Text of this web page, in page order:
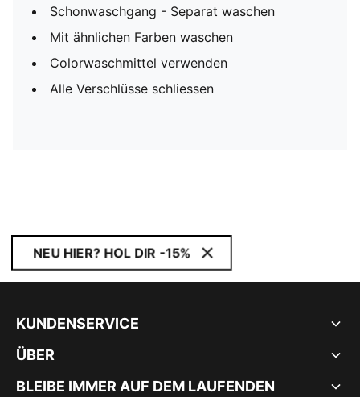
Schonwaschgang - Separat waschen
Mit ähnlichen Farben waschen
Colorwaschmittel verwenden
Alle Verschlüsse schliessen
NEU HIER? HOL DIR -15%
KUNDENSERVICE
ÜBER
BLEIBE IMMER AUF DEM LAUFENDEN